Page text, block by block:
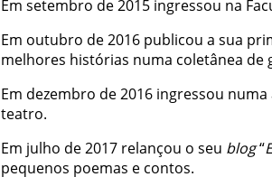
Em setembro de 2015 ingressou na
Em outubro de 2016 publicou a sua
melhores histórias numa coletânea de
Em dezembro de 2016 ingressou
teatro.
Em julho de 2017 relançou o seu blog“
pequenos poemas e contos.